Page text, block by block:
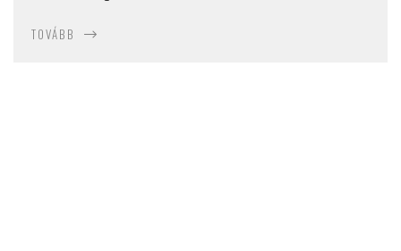
TOVÁBB